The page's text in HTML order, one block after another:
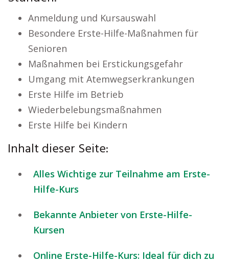
Anmeldung und Kursauswahl
Besondere Erste-Hilfe-Maßnahmen für
Senioren
Maßnahmen bei Erstickungsgefahr
Umgang mit Atemwegserkrankungen
Erste Hilfe im Betrieb
Wiederbelebungsmaßnahmen
Erste Hilfe bei Kindern
Inhalt dieser Seite:
Alles Wichtige zur Teilnahme am Erste-
Hilfe-Kurs
Bekannte Anbieter von Erste-Hilfe-
Kursen
Online Erste-Hilfe-Kurs: Ideal für dich zu